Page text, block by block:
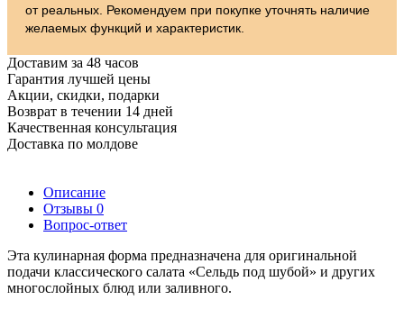
от реальных. Рекомендуем при покупке уточнять наличие
желаемых функций и характеристик.
Доставим за 48 часов
Гарантия лучшей цены
Акции, скидки, подарки
Возврат в течении 14 дней
Качественная консультация
Доставка по молдове
Описание
Отзывы 0
Вопрос-ответ
Эта кулинарная форма предназначена для оригинальной
подачи классического салата «Сельдь под шубой» и других
многослойных блюд или заливного.